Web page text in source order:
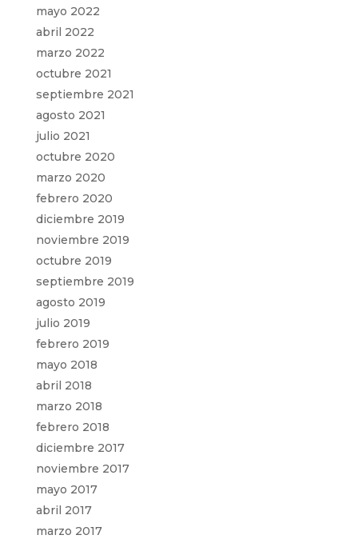
mayo 2022
abril 2022
marzo 2022
octubre 2021
septiembre 2021
agosto 2021
julio 2021
octubre 2020
marzo 2020
febrero 2020
diciembre 2019
noviembre 2019
octubre 2019
septiembre 2019
agosto 2019
julio 2019
febrero 2019
mayo 2018
abril 2018
marzo 2018
febrero 2018
diciembre 2017
noviembre 2017
mayo 2017
abril 2017
marzo 2017